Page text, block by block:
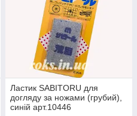
Ластик SABITORU для
догляду за ножами (грубий),
синій арт.10446